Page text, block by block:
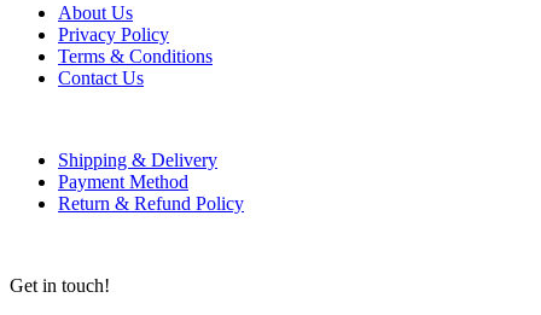
About Us
Privacy Policy
Terms & Conditions
Contact Us
Shipping & Delivery
Payment Method
Return & Refund Policy
Get in touch!